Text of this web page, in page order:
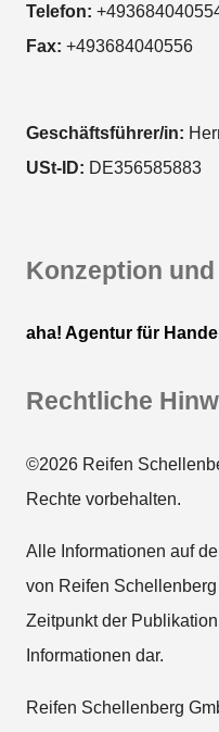
Telefon:
Fax: +493684040556
Geschäftsführer/in:
USt-ID: DE356585883
Konzeption
aha! Agentur für
Rechtliche
©2026 Reifen
Rechte vorbehalten.
Alle Informationen auf
von Reifen
Zeitpunkt der
Informationen dar.
Reifen Schellenberg